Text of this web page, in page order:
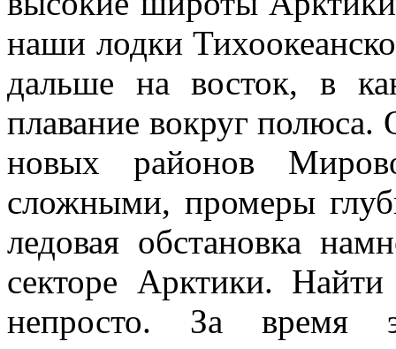
наши лодки
дальше на восток, в
плавание вокруг
новых районов
сложными, промеры
ледовая обстановка
секторе Арктики.
непросто. За время